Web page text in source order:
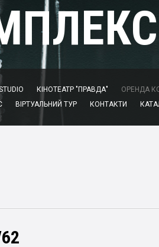
КІНОТЕАТР "ПРАВДА"
ОРЕНДА
ВІРТУАЛЬНИЙ ТУР КОНТАКТИ